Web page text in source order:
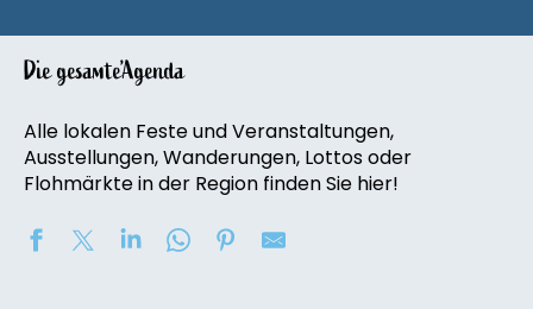
Die gesamte’Agenda
Alle lokalen Feste und Veranstaltungen,
Ausstellungen, Wanderungen, Lottos oder
Flohmärkte in der Region finden Sie hier!